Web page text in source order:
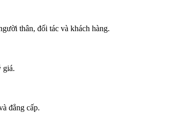
thân, đối tác và khách hàng.
giá.
đẳng cấp.